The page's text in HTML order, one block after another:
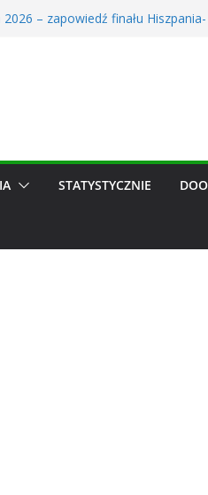
– zapowiedź finału Hiszpania-
Zapowiedź Miesiąca w Świecie
STATYSTYCZNIE